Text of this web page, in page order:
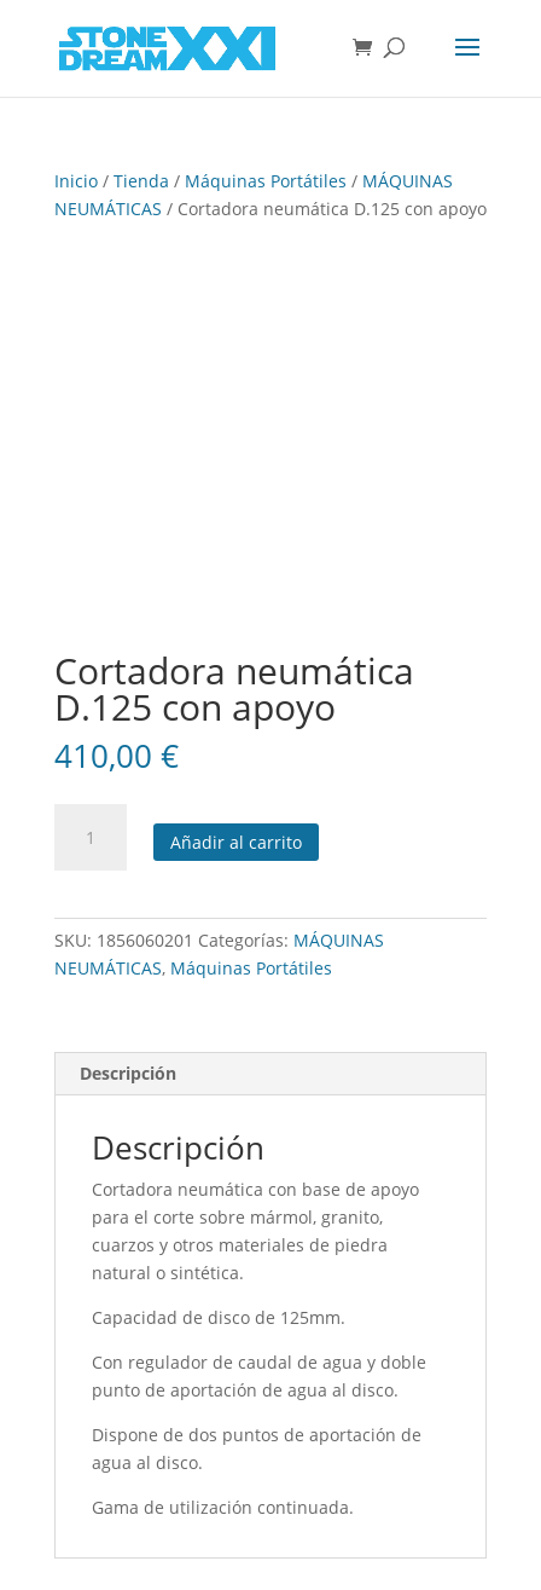
Inicio/ Tienda / Máquinas Portátiles / MÁQUINAS
NEUMÁTICAS / Cortadora neumática D.125 con apoyo
Cortadora neumática
D.125 con apoyo
410,00 €
neumática
cantidad
Añadir al carrito
SKU: 1856060201 Categorías: MÁQUINAS
NEUMÁTICAS, Máquinas Portátiles
Descripción
Descripción
Cortadora neumática con base de apoyo
para el corte sobre mármol, granito,
cuarzos y otros materiales de piedra
natural o sintética.
Capacidad de disco de 125mm.
Con regulador de caudal de agua y doble
punto de aportación de agua al disco.
Dispone de dos puntos de aportación de
agua al disco.
Gama de utilización continuada.